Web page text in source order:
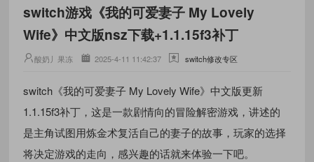
switch游戏《我的可爱妻子 My Lovely
Wife》中文版nsz下载+1.1.15f3补丁
酸奶丿果冻 2025-4-11 11:42:37 switch修改专区
switch《我的可爱妻子 My Lovely Wife》中文版更新
1.1.15f3补丁，这是一款剧情向的冒险解密游戏，讲述的
是主角试图用炼金术复活自己的妻子的故事，玩家的选择
将决定游戏的走向，感兴趣的话就来体验一下吧。